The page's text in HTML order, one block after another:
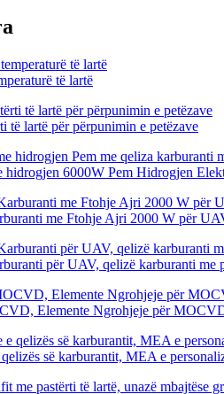
të lartë
të lartë për përpunimin e petëzave
hidrogjen 6000W Pem Hidrogjen
me Ftohje Ajri 2000 W për
për UAV, qelizë karburanti me
Elemente Ngrohjeje për
së karburantit, MEA e